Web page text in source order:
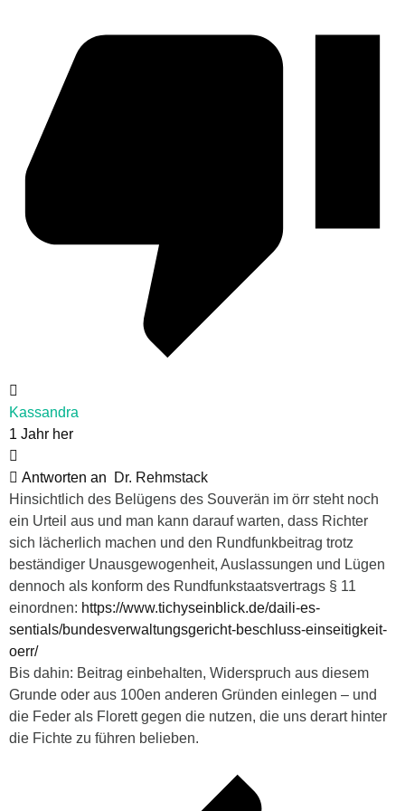
Kassandra
1 Jahr her
Antworten an
Dr. Rehmstack
Hinsichtlich des Belügens des Souverän im örr steht noch
ein Urteil aus und man kann darauf warten, dass Richter
sich lächerlich machen und den Rundfunkbeitrag trotz
beständiger Unausgewogenheit, Auslassungen und Lügen
dennoch als konform des Rundfunkstaatsvertrags § 11
einordnen: https://www.tichyseinblick.de/daili-es-
sentials/bundesverwaltungsgericht-beschluss-einseitigkeit-
oerr/
Bis dahin: Beitrag einbehalten, Widerspruch aus diesem
Grunde oder aus 100en anderen Gründen einlegen – und
die Feder als Florett gegen die nutzen, die uns derart hinter
die Fichte zu führen belieben.